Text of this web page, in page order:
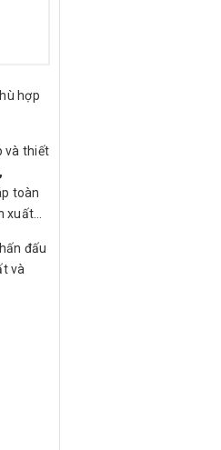
hợp
và thiết
toàn
xuất…
đấu
và